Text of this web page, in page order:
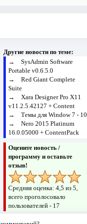
Другие новости по теме:
→SysAdmin Software
Portable v0.6.5.0
→Red Giant Complete
Suite
→Xara Designer Pro X11
v11.2.5.42127 + Content
→Темы для Window 7 - 10
→Nero 2015 Platinum
16.0.05000 + ContentPack
Оцените новость /
программу и оставьте
отзыв!
Средняя оценка:4,5 из 5,
всего проголосовало
пользователей - 17